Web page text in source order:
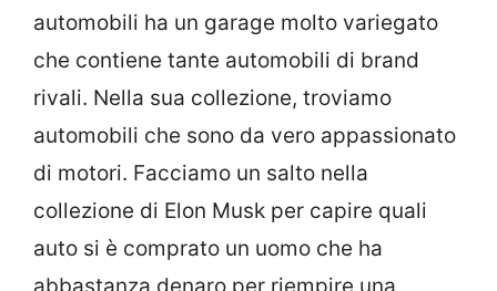
automobili ha un garage molto variegato
che contiene tante automobili di brand
rivali. Nella sua collezione, troviamo
automobili che sono da vero appassionato
di motori. Facciamo un salto nella
collezione di Elon Musk per capire quali
auto si è comprato un uomo che ha